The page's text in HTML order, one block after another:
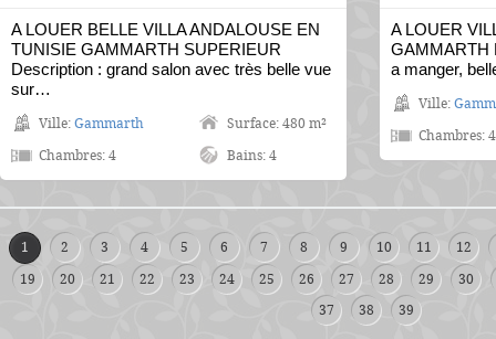
A LOUER BELLE VILLA ANDALOUSE EN
TUNISIE GAMMARTH SUPERIEUR
Description : grand salon avec très belle vue
sur…
Ville: Gammarth Surface: 480 m²
Chambres: 4 Bains: 4
A LOUER
GAMMARTH
a manger,
Ville:
Chambres: 4
1 2 3 4 5 6 7 8 9 10 11 12
19 20 21 22 23 24 25 26 27 28 29
30
37
38 39